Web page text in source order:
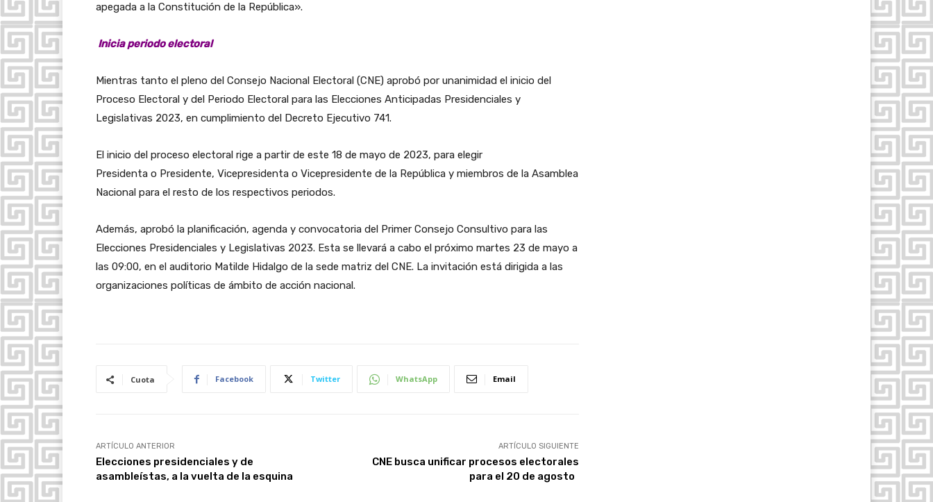
apegada a la Constitución de la República».
Inicia periodo electoral
Mientras tanto el pleno del Consejo Nacional Electoral (CNE) aprobó por unanimidad el inicio del
Proceso Electoral y del Periodo Electoral para las Elecciones Anticipadas Presidenciales y
Legislativas 2023, en cumplimiento del Decreto Ejecutivo 741.
El inicio del proceso electoral rige a partir de este 18 de mayo de 2023, para elegir
Presidenta o Presidente, Vicepresidenta o Vicepresidente de la República y miembros de la Asamblea
Nacional para el resto de los respectivos periodos.
Además, aprobó la planificación, agenda y convocatoria del Primer Consejo Consultivo para las
Elecciones Presidenciales y Legislativas 2023. Esta se llevará a cabo el próximo martes 23 de mayo a
las 09:00, en el auditorio Matilde Hidalgo de la sede matriz del CNE. La invitación está dirigida a las
organizaciones políticas de ámbito de acción nacional.
Cuota Facebook Twitter WhatsApp Email
ARTÍCULO ANTERIOR
Elecciones presidenciales y de
asambleístas, a la vuelta de la esquina
ARTÍCULO SIGUIENTE
CNE busca unificar procesos electorales
para el 20 de agosto